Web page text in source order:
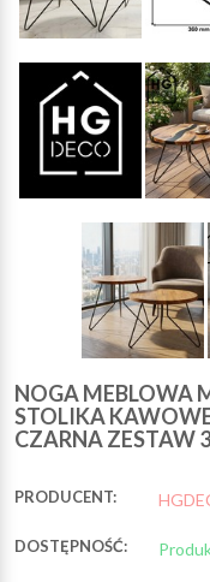
NOGA MEBLOWA
STOLIKA
CZARNA ZESTAW
PRODUCENT:
DOSTĘPNOŚĆ: